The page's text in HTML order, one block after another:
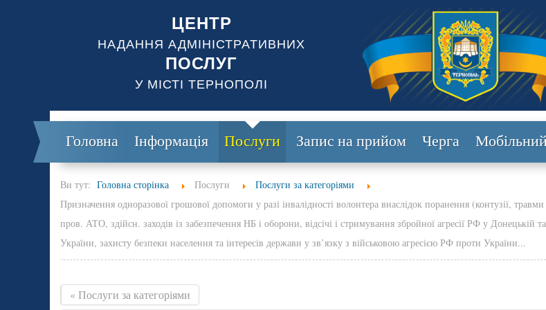
ЦЕНТР
НАДАННЯ АДМІНІСТРАТИВНИХ
ПОСЛУГ
У МІСТІ ТЕРНОПОЛІ
Головна Інформація Послуги Запис на прийом Черга
Ви тут: Головна сторінка Послуги
Послуги за категоріями
Призначення одноразової грошової допомоги у разі інвалідності волонтера внаслідок поранення (контузії,
пров. АТО, здійсн. заходів із забезпечення НБ і оборони, відсічі і стримування збройної агресії РФ у Донецькій
України, захисту безпеки населення та інтересів держави у зв’язку з військовою агресією РФ проти України...
« Послуги за категоріями